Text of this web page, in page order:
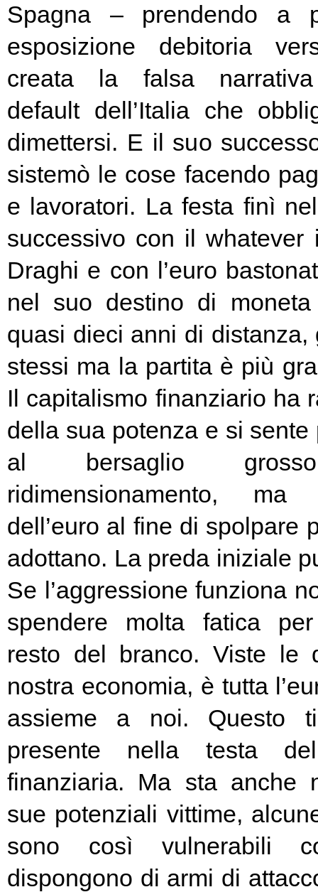
Spagna – prendendo a
esposizione debitoria
creata la falsa narrativa
default dell’Italia che
dimettersi. E il suo
sistemò le cose facendo
e lavoratori. La festa finì
successivo con il whatever
Draghi e con l’euro
nel suo destino di
quasi dieci anni di
stessi ma la partita è più
Il capitalismo finanziario ha
della sua potenza e si sente
al bersaglio
ridimensionamento,
dell’euro al fine di spolpare
adottano. La preda iniziale
Se l’aggressione funziona
spendere molta fatica
resto del branco. Viste le
nostra economia, è tutta
assieme a noi. Questo
presente nella testa
finanziaria. Ma sta anche
sue potenziali vittime,
sono così vulnerabili
dispongono di armi di